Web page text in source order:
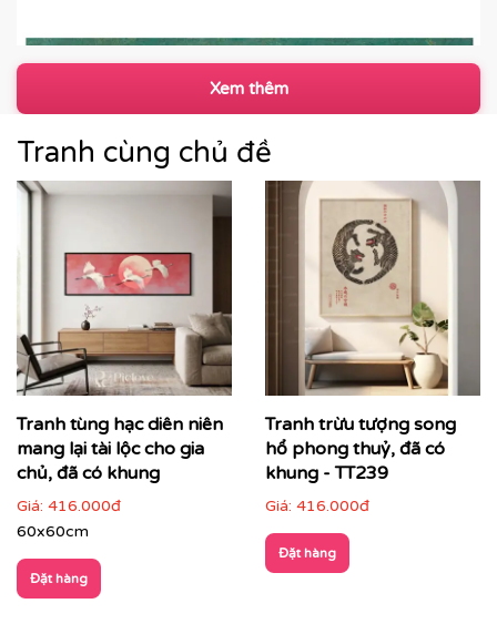
Nếu bạn yêu thích mẫu tranh đang xem, có thể bạn
cũng sẽ quan tâm đến
những mẫu tranh cùng phong
cách
để lựa chọn mẫu tranh phù hợp nhất với không
gian và ý tưởng thiết kế của bạn.
Khám phá thêm bộ sưu tập tranh phong cảnh tại
Printek
Xem thêm
Tranh cùng chủ đề
Tranh tùng hạc diên niên
mang lại tài lộc cho gia
chủ, đã có khung
Giá: 416.000đ
60x60cm
Đặt hàng
Tranh trừu tượng song
hổ phong thuỷ, đã có
khung - TT239
Giá: 416.000đ
Đặt hàng